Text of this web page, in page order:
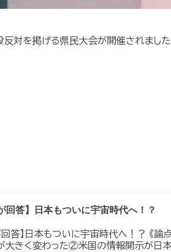
反対を掲げる県民大会が開催されました
回答】日本もついに宇宙時代へ！？
回答】日本もついに宇宙時代へ！？ 《
大きく変わった②米国の情報開示が日